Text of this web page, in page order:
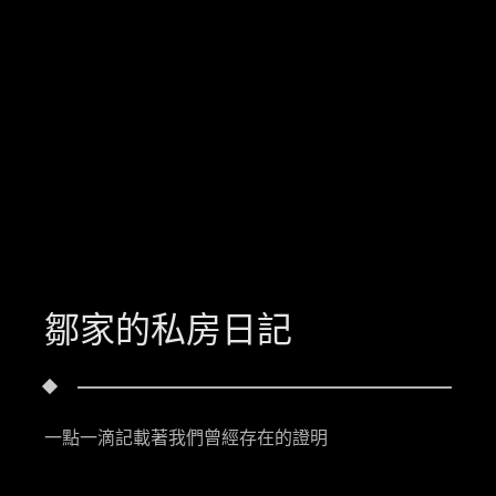
鄒家的私房日記
一點一滴記載著我們曾經存在的證明